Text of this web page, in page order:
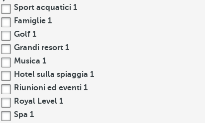
Sport acquatici 1
Famiglie 1
Golf 1
Grandi resort 1
Musica 1
Hotel sulla spiaggia 1
Riunioni ed eventi 1
Royal Level 1
Spa 1